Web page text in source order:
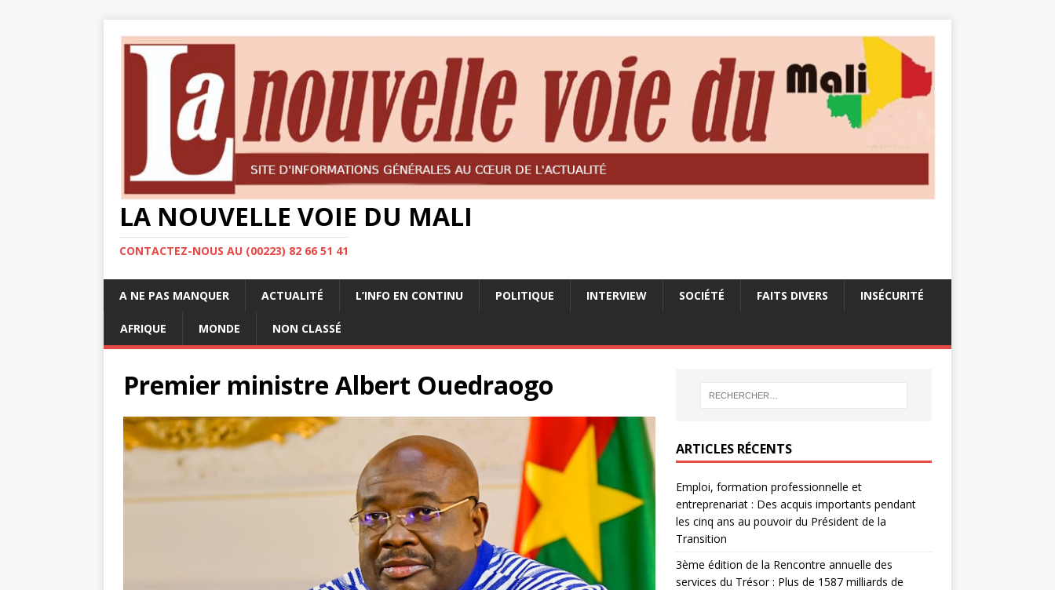
LA NOUVELLE VOIE DU MALI
CONTACTEZ-NOUS AU (00223) 82 66 51 41
A NE PAS MANQUER ACTUALITÉ L’INFO EN CONTINU POLITIQUE INTERVIEW SOCIÉTÉ FAITS DIVERS INSÉCURITÉ
AFRIQUE MONDE NON CLASSÉ
Premier ministre Albert Ouedraogo
ARTICLES RÉCENTS
Emploi, formation professionnelle et
entreprenariat : Des acquis importants pendant
les cinq ans au pouvoir du Président de la
Transition
3ème édition de la Rencontre annuelle des
services du Trésor : Plus de 1587 milliards de